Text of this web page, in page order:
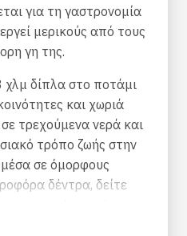
για τη γαστρονομία
μερικούς από τους
γη της.
χλμ δίπλα στο ποτάμι
και χωριά
τρεχούμενα νερά και
τρόπο ζωής στην
σε όμορφους
δέντρα, δείτε
«αγρόκτημα